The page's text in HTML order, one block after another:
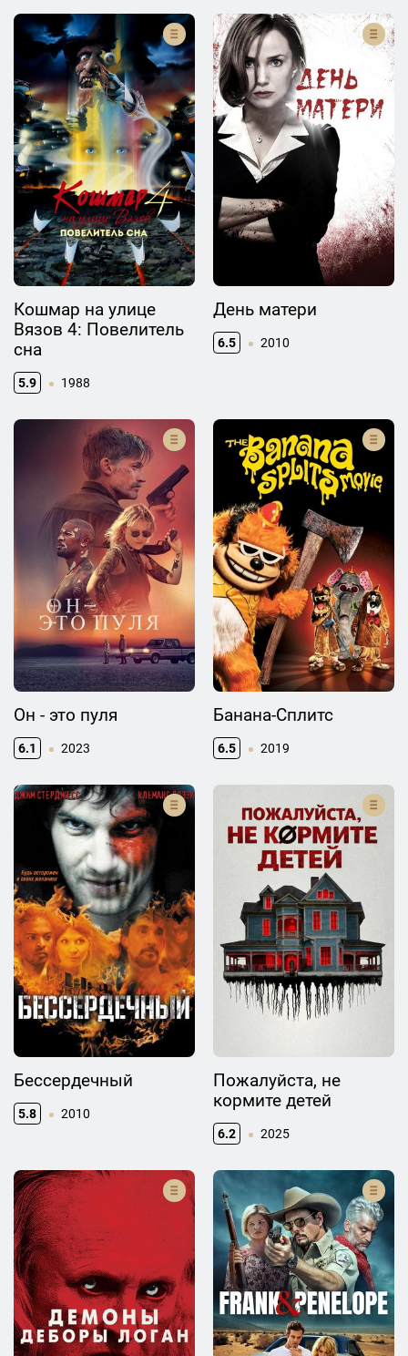
Кошмар на улице
Вязов 4: Повелитель
сна
5.9 1988
День матери
6.5 2010
Он - это пуля
6.1 2023
Банана-Сплитс
6.5 2019
Бессердечный
5.8 2010
Пожалуйста, не
кормите детей
6.2 2025